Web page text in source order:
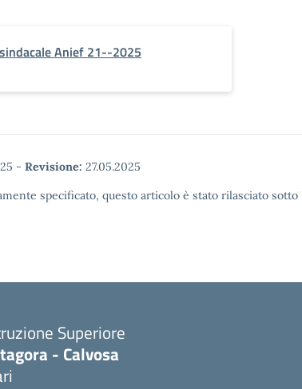
Anief 21--2025
- Revisione: 27.05.2025
specificato, questo articolo è stato rilasciato
Superiore
- Calvosa